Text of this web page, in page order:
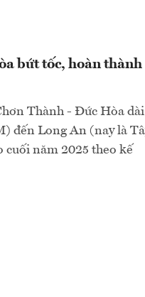
bứt tốc, hoàn thành
Thành - Đức Hòa
đến Long An (nay là
cuối năm 2025 theo kế